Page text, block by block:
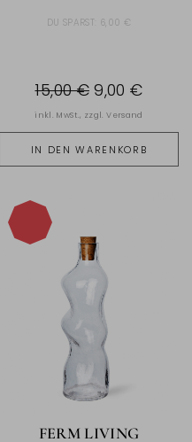
DU SPARST: 6,00 €
IN DEN WARENKORB
15,00 € 9,00 €
inkl. MwSt., zzgl.Versand
FERM LIVING